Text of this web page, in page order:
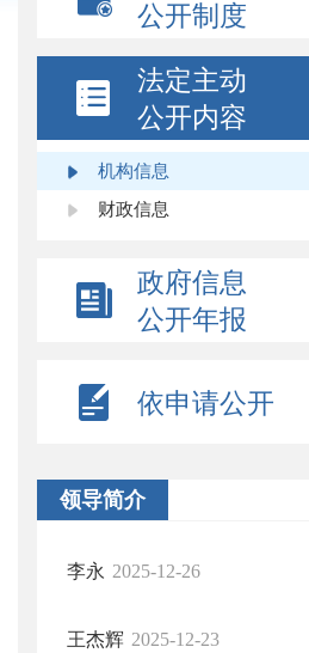
公开制度
法定主动
公开内容
机构信息
财政信息
政府信息
公开年报
依申请公开
领导简介
李永 2025-12-26
王杰辉 2025-12-23